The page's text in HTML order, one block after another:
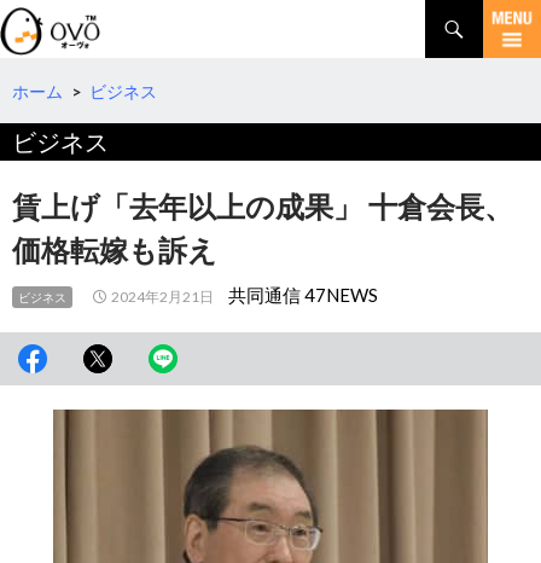
検
索
コ
テ
へ
動
ホーム > ビジネス
ビジネス
賃上げ「去年以上の成果」 十倉会長、
価格転嫁も訴え
ビジネス 2024年2月21日 共同通信 47NEWS